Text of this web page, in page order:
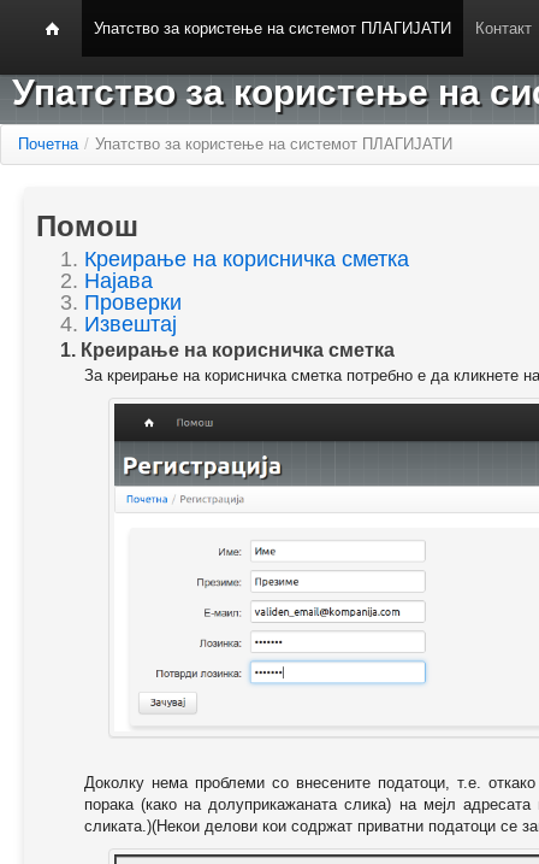
Упатство за користење на системот ПЛАГИЈАТИ Контакт
Упатство за користење на
Почетна / Упатство за користење на системот ПЛАГИЈАТИ
Помош
1. Креирање на корисничка сметка
2. Најава
3. Проверки
4. Извештај
1. Креирање на корисничка сметка
За креирање на корисничка сметка потребно е да кликнете
Доколку нема проблеми со внесените податоци, т.е.
порака (како на долуприкажаната слика) на мејл
сликата.)(Некои делови кои содржат приватни податоци се